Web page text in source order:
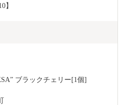
】
ブラックチェリー[1個]